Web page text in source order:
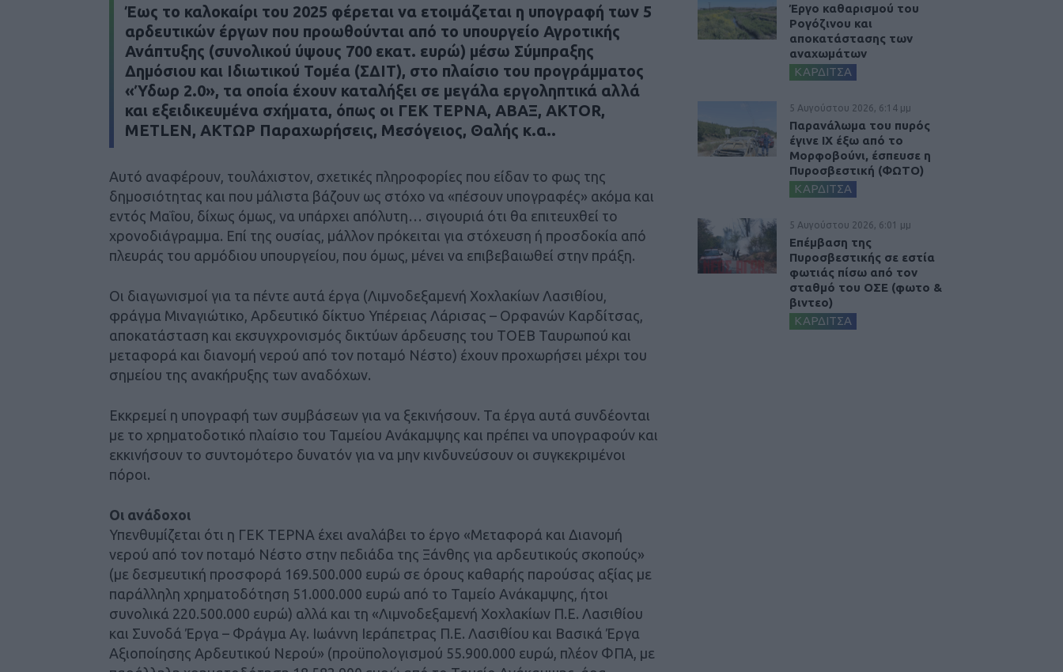
Έως το καλοκαίρι του 2025 φέρεται να ετοιμάζεται η υπογραφή των 5
αρδευτικών έργων που προωθούνται από το υπουργείο Αγροτικής
Ανάπτυξης (συνολικού ύψους 700 εκατ. ευρώ) μέσω Σύμπραξης
Δημόσιου και Ιδιωτικού Τομέα (ΣΔΙΤ), στο πλαίσιο του προγράμματος
«Ύδωρ 2.0», τα οποία έχουν καταλήξει σε μεγάλα εργοληπτικά αλλά
και εξειδικευμένα σχήματα, όπως οι ΓΕΚ ΤΕΡΝΑ, ΑΒΑΞ, AKTOR,
METLEN, ΑΚΤΩΡ Παραχωρήσεις, Μεσόγειος, Θαλής κ.α..
Αυτό αναφέρουν, τουλάχιστον, σχετικές πληροφορίες που είδαν το φως της
δημοσιότητας και που μάλιστα βάζουν ως στόχο να «πέσουν υπογραφές» ακόμα και
εντός Μαΐου, δίχως όμως, να υπάρχει απόλυτη… σιγουριά ότι θα επιτευχθεί το
χρονοδιάγραμμα. Επί της ουσίας, μάλλον πρόκειται για στόχευση ή προσδοκία από
πλευράς του αρμόδιου υπουργείου, που όμως, μένει να επιβεβαιωθεί στην πράξη.
Οι διαγωνισμοί για τα πέντε αυτά έργα (Λιμνοδεξαμενή Χοχλακίων Λασιθίου,
φράγμα Μιναγιώτικο, Αρδευτικό δίκτυο Υπέρειας Λάρισας – Ορφανών Καρδίτσας,
αποκατάσταση και εκσυγχρονισμός δικτύων άρδευσης του ΤΟΕΒ Ταυρωπού και
μεταφορά και διανομή νερού από τον ποταμό Νέστο) έχουν προχωρήσει μέχρι του
σημείου της ανακήρυξης των αναδόχων.
Εκκρεμεί η υπογραφή των συμβάσεων για να ξεκινήσουν. Τα έργα αυτά συνδέονται
με το χρηματοδοτικό πλαίσιο του Ταμείου Ανάκαμψης και πρέπει να υπογραφούν και
εκκινήσουν το συντομότερο δυνατόν για να μην κινδυνεύσουν οι συγκεκριμένοι
πόροι.
Οι ανάδοχοι
Υπενθυμίζεται ότι η ΓΕΚ ΤΕΡΝΑ έχει αναλάβει το έργο «Μεταφορά και Διανομή
νερού από τον ποταμό Νέστο στην πεδιάδα της Ξάνθης για αρδευτικούς σκοπούς»
(με δεσμευτική προσφορά 169.500.000 ευρώ σε όρους καθαρής παρούσας αξίας με
παράλληλη χρηματοδότηση 51.000.000 ευρώ από το Ταμείο Ανάκαμψης, ήτοι
συνολικά 220.500.000 ευρώ) αλλά και τη «Λιμνοδεξαμενή Χοχλακίων Π.Ε. Λασιθίου
και Συνοδά Έργα – Φράγμα Αγ. Ιωάννη Ιεράπετρας Π.Ε. Λασιθίου και Βασικά Έργα
Αξιοποίησης Αρδευτικού Νερού» (προϋπολογισμού 55.900.000 ευρώ, πλέον ΦΠΑ, με
Έργο καθαρισμού του
Ρογόζινου και
αποκατάστασης των
αναχωμάτων
ΚΑΡΔΙΤΣΑ
5 Αυγούστου 2026, 6:14 μμ
Παρανάλωμα του πυρός
έγινε ΙΧ έξω από το
Μορφοβούνι, έσπευσε η
Πυροσβεστική (ΦΩΤΟ)
ΚΑΡΔΙΤΣΑ
5 Αυγούστου 2026, 6:01 μμ
Επέμβαση της
Πυροσβεστικής σε εστία
φωτιάς πίσω από τον
σταθμό του ΟΣΕ (φωτο &
βιντεο)
ΚΑΡΔΙΤΣΑ